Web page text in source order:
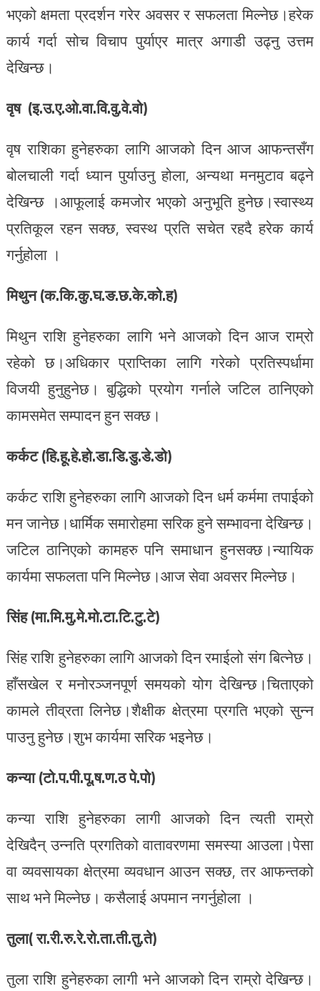
भएको क्षमता प्रदर्शन गरेर अवसर र सफलता मिल्नेछ।हरेक
कार्य गर्दा सोच विचाप पुर्याएर मात्र अगाडी उढ्नु उत्तम
देखिन्छ।
वृष (इ.उ.ए.ओ.वा.वि.वु.वे.वो)
वृष राशिका हुनेहरुका लागि आजको दिन आज आफन्तसँग
बोलचाली गर्दा ध्यान पुर्याउनु होला, अन्यथा मनमुटाव बढ्ने
देखिन्छ ।आफूलाई कमजोर भएको अनुभूति हुनेछ।स्वास्थ्य
प्रतिकूल रहन सक्छ, स्वस्थ प्रति सचेत रहदै हरेक कार्य
गर्नुहोला ।
मिथुन (क.कि.कु.घ.ङ.छ.के.को.ह)
मिथुन राशि हुनेहरुका लागि भने आजको दिन आज राम्रो
रहेको छ।अधिकार प्राप्तिका लागि गरेको प्रतिस्पर्धामा
विजयी हुनुहुनेछ। बुद्धिको प्रयोग गर्नाले जटिल ठानिएको
कामसमेत सम्पादन हुन सक्छ।
कर्कट (हि.हू.हे.हो.डा.डि.डु.डे.डो)
कर्कट राशि हुनेहरुका लागि आजको दिन धर्म कर्ममा तपाईको
मन जानेछ।धार्मिक समारोहमा सरिक हुने सम्भावना देखिन्छ।
जटिल ठानिएको कामहरु पनि समाधान हुनसक्छ।न्यायिक
कार्यमा सफलता पनि मिल्नेछ।आज सेवा अवसर मिल्नेछ।
सिंह (मा.मि.मु.मे.मो.टा.टि.टु.टे)
सिंह राशि हुनेहरुका लागि आजको दिन रमाईलो संग बित्नेछ।
हाँसखेल र मनोरञ्जनपूर्ण समयको योग देखिन्छ।चिताएको
कामले तीव्रता लिनेछ।शैक्षीक क्षेत्रमा प्रगति भएको सुन्न
पाउनु हुनेछ।शुभ कार्यमा सरिक भइनेछ।
कन्या (टो.प.पी.पू.ष.ण.ठ पे.पो)
कन्या राशि हुनेहरुका लागी आजको दिन त्यती राम्रो
देखिदैन् उन्नति प्रगतिको वातावरणमा समस्या आउला।पेसा
वा व्यवसायका क्षेत्रमा व्यवधान आउन सक्छ, तर आफन्तको
साथ भने मिल्नेछ। कसैलाई अपमान नगर्नुहोला ।
तुला( रा.री.रु.रे.रो.ता.ती.तु.ते)
तुला राशि हुनेहरुका लागी भने आजको दिन राम्रो देखिन्छ।